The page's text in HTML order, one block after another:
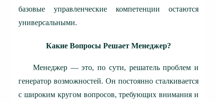
базовые управленческие компетенции остаются
универсальными.
Какие Вопросы Решает Менеджер?
Менеджер — это, по сути, решатель проблем и
генератор возможностей. Он постоянно сталкивается
с широким кругом вопросов, требующих внимания и